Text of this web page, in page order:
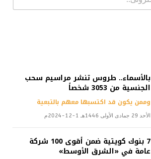
بالأسماء.. طروس تنشر مراسيم سحب
الجنسية من 3053 شخصاً
وممن يكون قد اكتسبها معهم بالتبعية
الأحد 29 جمادى الأولى 1446هـ 1-12-2024م
7 بنوك كويتية ضمن أقوى 100 شركة
عامة في «الشرق الأوسط»